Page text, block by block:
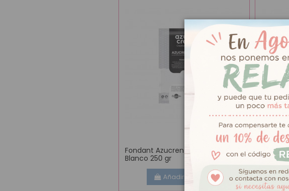
Fondant Azucren Elite
Blanco 250 gr
3,25 €
Añadir al carrito
Elite 1 kg